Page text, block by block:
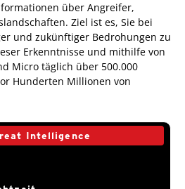
über Angreifer,
Ziel ist es, Sie bei
und zukünftiger Bedrohungen zu
Erkenntnisse und mithilfe von
Micro täglich über 500.000
Hunderten Millionen von
Intelligence